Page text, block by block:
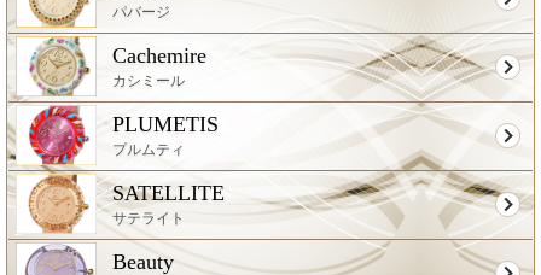
パバージ
Cachemire
カシミール
PLUMETIS
プルムティ
SATELLITE
サテライト
Beauty